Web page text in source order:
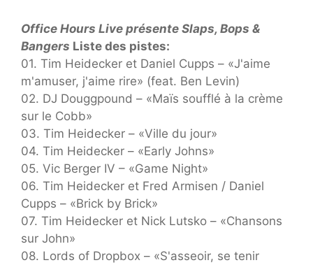
Office Hours Live présente Slaps, Bops &
Bangers Liste des pistes:
01. Tim Heidecker et Daniel Cupps – «J'aime
m'amuser, j'aime rire» (feat. Ben Levin)
02. DJ Douggpound – «Maïs soufflé à la crème
sur le Cobb»
03. Tim Heidecker – «Ville du jour»
04. Tim Heidecker – «Early Johns»
05. Vic Berger IV – «Game Night»
06. Tim Heidecker et Fred Armisen / Daniel
Cupps – «Brick by Brick»
07. Tim Heidecker et Nick Lutsko – «Chansons
sur John»
08. Lords of Dropbox – «S'asseoir, se tenir